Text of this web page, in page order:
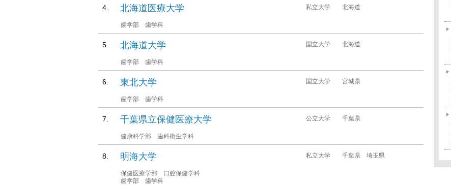
北海道医療大学 私立大学 北海道
歯学部 歯学科
北海道大学 国立大学 北海道
歯学部 歯学科
東北大学 国立大学 宮城県
歯学部 歯学科
千葉県立保健医療大学 公立大学 千葉県
健康科学部 歯科衛生学科
明海大学 私立大学 千葉県 埼玉県
保健医療学部 口腔保健学科
歯学部 歯学科